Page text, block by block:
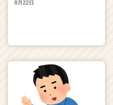
8月22日